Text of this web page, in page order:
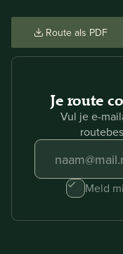
Route als PDF
Je route
Vul je e-
Meld